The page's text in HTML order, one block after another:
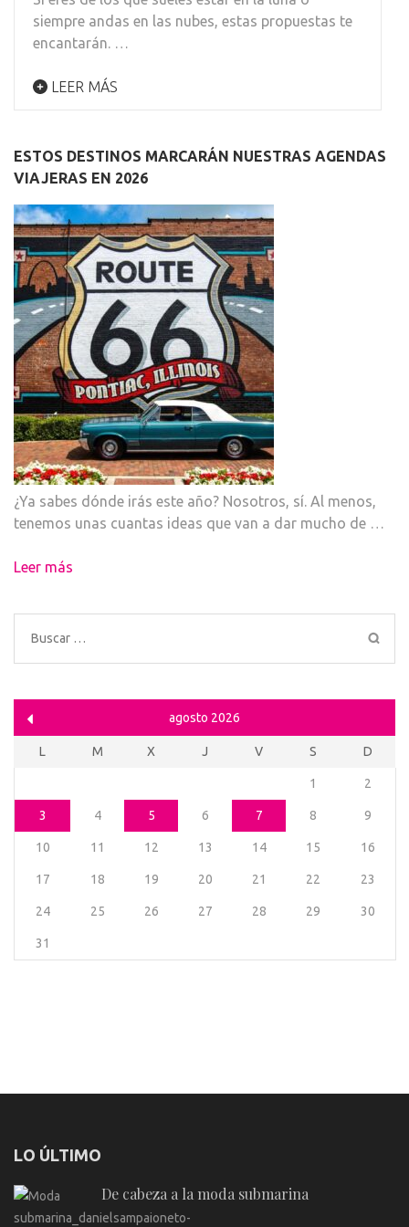
siempre andas en las nubes, estas propuestas te
encantarán. …
LEER MÁS
ESTOS DESTINOS MARCARÁN NUESTRAS AGENDAS
VIAJERAS EN 2026
¿Ya sabes dónde irás este año? Nosotros, sí. Al menos,
tenemos unas cuantas ideas que van a dar mucho de …
Leer más
Buscar:
agosto 2026
L M X J V S D
1 2
3 4 5 6 7 8 9
10 11 12 13 14 15 16
17 18 19 20 21 22 23
24 25 26 27 28 29 30
31
LO ÚLTIMO
De cabeza a la moda submarina